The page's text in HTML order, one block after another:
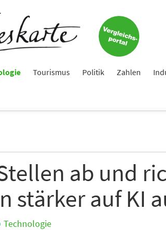
Tourismus Politik Zahlen
ab und
stärker auf KI
Technologie